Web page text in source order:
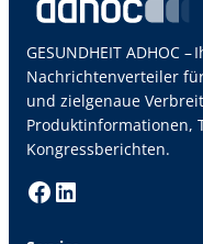
GESUNDHEIT ADHOC
Nachrichtenverteiler
und zielgenaue
Produktinformationen,
Kongressberichten.
Facebook LinkedIn